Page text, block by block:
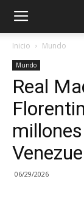
Inicio Mundo
Mundo
Real
06/29/2026